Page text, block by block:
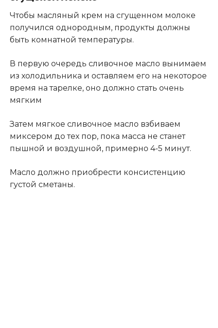
Чтобы масляный крем на сгущенном молоке
получился однородным, продукты должны
быть комнатной температуры.
В первую очередь сливочное масло вынимаем
из холодильника и оставляем его на некоторое
время на тарелке, оно должно стать очень
мягким
Затем мягкое сливочное масло взбиваем
миксером до тех пор, пока масса не станет
пышной и воздушной, примерно 4-5 минут.
Масло должно приобрести консистенцию
густой сметаны.